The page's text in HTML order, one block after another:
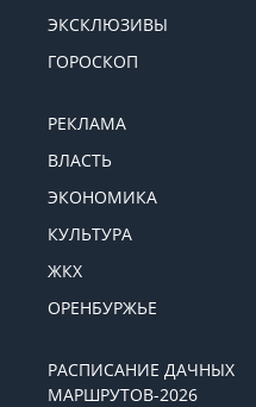
ЭКСКЛЮЗИВЫ
ГОРОСКОП
РЕКЛАМА
ВЛАСТЬ
ЭКОНОМИКА
КУЛЬТУРА
ЖКХ
ОРЕНБУРЖЬЕ
РАСПИСАНИЕ ДАЧНЫХ
МАРШРУТОВ-2026